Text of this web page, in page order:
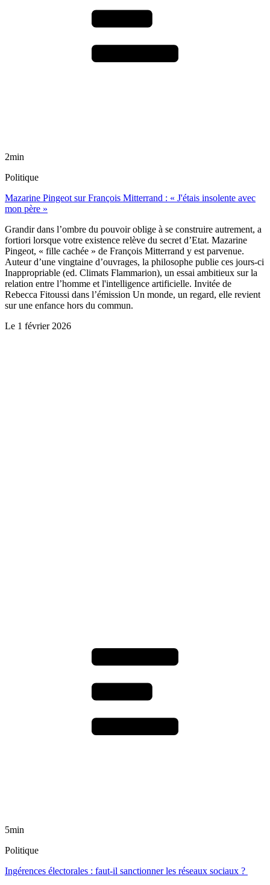
2min
Politique
Mazarine Pingeot sur François Mitterrand : « J'étais insolente avec
mon père »
Grandir dans l’ombre du pouvoir oblige à se construire autrement, a
fortiori lorsque votre existence relève du secret d’Etat. Mazarine
Pingeot, « fille cachée » de François Mitterrand y est parvenue.
Auteur d’une vingtaine d’ouvrages, la philosophe publie ces jours-ci
Inappropriable (ed. Climats Flammarion), un essai ambitieux sur la
relation entre l’homme et l'intelligence artificielle. Invitée de
Rebecca Fitoussi dans l’émission Un monde, un regard, elle revient
sur une enfance hors du commun.
Le 1 février 2026
5min
Politique
Ingérences électorales : faut-il sanctionner les réseaux sociaux ?